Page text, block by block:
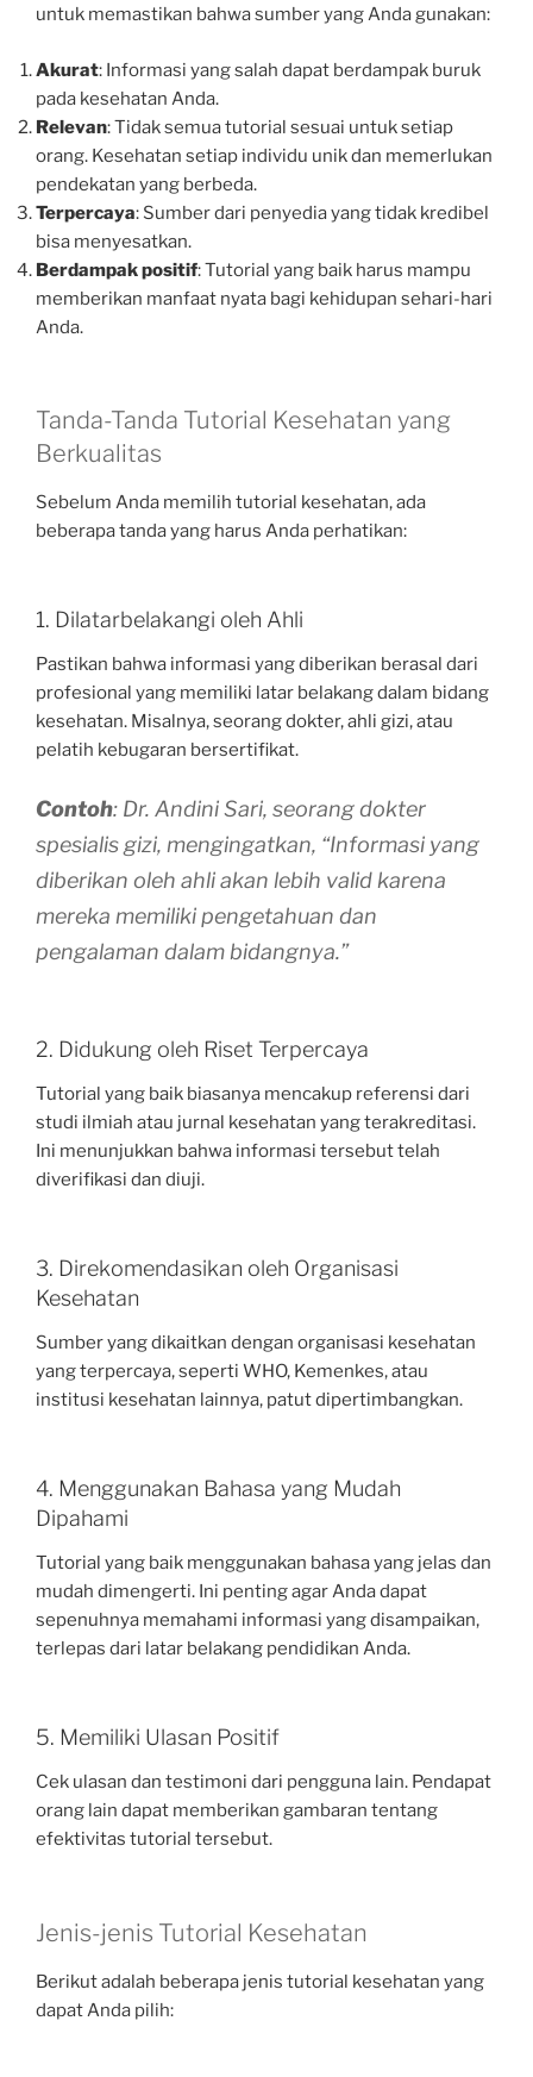
untuk memastikan bahwa sumber yang Anda gunakan:
Akurat: Informasi yang salah dapat berdampak buruk
pada kesehatan Anda.
Relevan: Tidak semua tutorial sesuai untuk setiap
orang. Kesehatan setiap individu unik dan memerlukan
pendekatan yang berbeda.
Terpercaya: Sumber dari penyedia yang tidak kredibel
bisa menyesatkan.
Berdampak positif: Tutorial yang baik harus mampu
memberikan manfaat nyata bagi kehidupan sehari-hari
Anda.
Tanda-Tanda Tutorial Kesehatan yang
Berkualitas
Sebelum Anda memilih tutorial kesehatan, ada
beberapa tanda yang harus Anda perhatikan:
1. Dilatarbelakangi oleh Ahli
Pastikan bahwa informasi yang diberikan berasal dari
profesional yang memiliki latar belakang dalam bidang
kesehatan. Misalnya, seorang dokter, ahli gizi, atau
pelatih kebugaran bersertifikat.
Contoh: Dr. Andini Sari, seorang dokter
spesialis gizi, mengingatkan, “Informasi yang
diberikan oleh ahli akan lebih valid karena
mereka memiliki pengetahuan dan
pengalaman dalam bidangnya.”
2. Didukung oleh Riset Terpercaya
Tutorial yang baik biasanya mencakup referensi dari
studi ilmiah atau jurnal kesehatan yang terakreditasi.
Ini menunjukkan bahwa informasi tersebut telah
diverifikasi dan diuji.
3. Direkomendasikan oleh Organisasi
Kesehatan
Sumber yang dikaitkan dengan organisasi kesehatan
yang terpercaya, seperti WHO, Kemenkes, atau
institusi kesehatan lainnya, patut dipertimbangkan.
4. Menggunakan Bahasa yang Mudah
Dipahami
Tutorial yang baik menggunakan bahasa yang jelas dan
mudah dimengerti. Ini penting agar Anda dapat
sepenuhnya memahami informasi yang disampaikan,
terlepas dari latar belakang pendidikan Anda.
5. Memiliki Ulasan Positif
Cek ulasan dan testimoni dari pengguna lain. Pendapat
orang lain dapat memberikan gambaran tentang
efektivitas tutorial tersebut.
Jenis-jenis Tutorial Kesehatan
Berikut adalah beberapa jenis tutorial kesehatan yang
dapat Anda pilih: